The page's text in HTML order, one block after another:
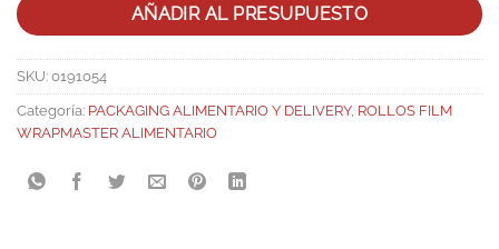
AÑADIR AL PRESUPUESTO
SKU: 0191054
Categoría: PACKAGING ALIMENTARIO Y DELIVERY, ROLLOS FILM
WRAPMASTER ALIMENTARIO